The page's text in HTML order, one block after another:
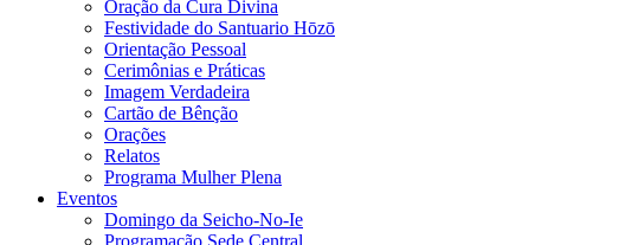
Oração da Cura Divina
Festividade do Santuario Hōzō
Orientação Pessoal
Cerimônias e Práticas
Imagem Verdadeira
Cartão de Bênção
Orações
Relatos
Programa Mulher Plena
Eventos
Domingo da Seicho-No-Ie